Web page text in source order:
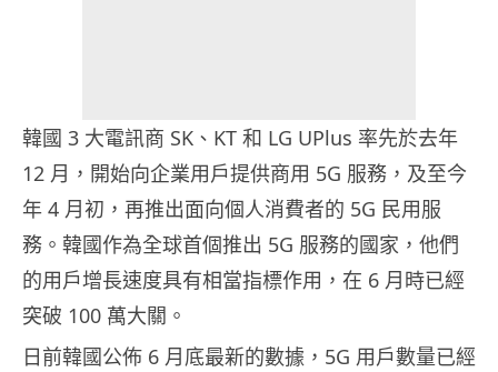
韓國 3 大電訊商 SK、KT 和 LG UPlus 率先於去年
12 月，開始向企業用戶提供商用 5G 服務，及至今
年 4 月初，再推出面向個人消費者的 5G 民用服
務。韓國作為全球首個推出 5G 服務的國家，他們
的用戶增長速度具有相當指標作用，在 6 月時已經
突破 100 萬大關。
日前韓國公佈 6 月底最新的數據，5G 用戶數量已經